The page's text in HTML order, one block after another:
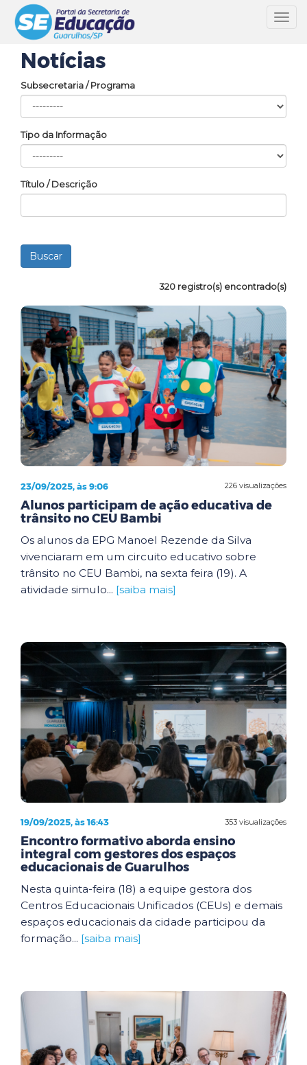
Notícias
Subsecretaria / Programa
Tipo da Informação
Título / Descrição
320 registro(s) encontrado(s)
226 visualizações
23/09/2025, às 9:06
Alunos participam de ação educativa de
trânsito no CEU Bambi
Os alunos da EPG Manoel Rezende da Silva
vivenciaram em um circuito educativo sobre
trânsito no CEU Bambi, na sexta feira (19). A
atividade simulo... [saiba mais]
353 visualizações
19/09/2025, às 16:43
Encontro formativo aborda ensino
integral com gestores dos espaços
educacionais de Guarulhos
Nesta quinta-feira (18) a equipe gestora dos
Centros Educacionais Unificados (CEUs) e demais
espaços educacionais da cidade participou da
formação... [saiba mais]